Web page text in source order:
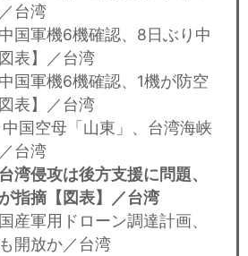
台湾
国軍機6機確認、8日ぶり中
表】／台湾
国軍機6機確認、1機が防空
表】／台湾
国空母「山東」、台湾海峡
台湾
湾侵攻は後方支援に問題、
指摘【図表】／台湾
産軍用ドローン調達計画、
開放か／台湾